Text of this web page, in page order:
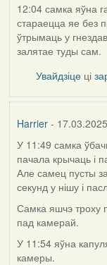
12:04 самка яўна
стараецца яе без
ўтрымаць у
залятае туды сам.
Увайдзіце ці
Harrier-
У 11:49 самка
пачала крычаць і
Але самец пусты
секунд у нішу і
Самка яшчэ троху
пад камерай.
У 11:54 яўна
камеры.